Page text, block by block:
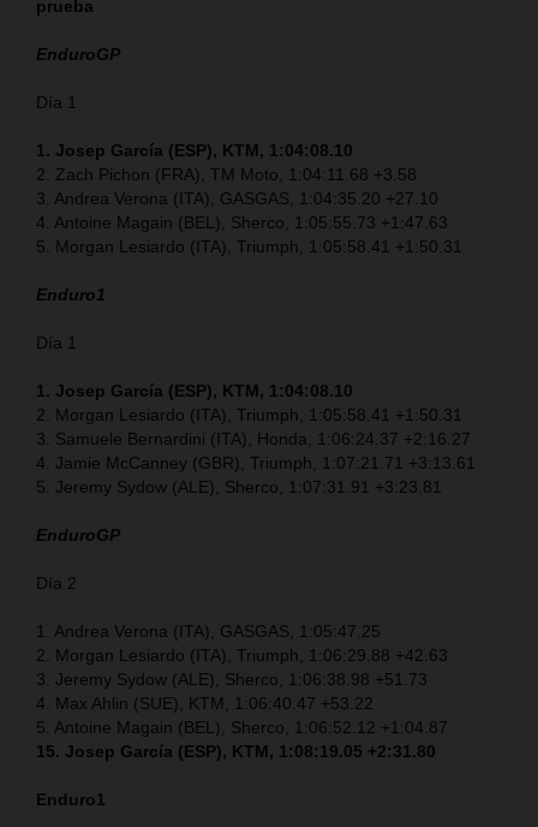
prueba
EnduroGP
Día 1
1. Josep García (ESP), KTM, 1:04:08.10
2. Zach Pichon (FRA), TM Moto, 1:04:11.68 +3.58
3. Andrea Verona (ITA), GASGAS, 1:04:35.20 +27.10
4. Antoine Magain (BEL), Sherco, 1:05:55.73 +1:47.63
5. Morgan Lesiardo (ITA), Triumph, 1:05:58.41 +1:50.31
Enduro1
Día 1
1. Josep García (ESP), KTM, 1:04:08.10
2. Morgan Lesiardo (ITA), Triumph, 1:05:58.41 +1:50.31
3. Samuele Bernardini (ITA), Honda, 1:06:24.37 +2:16.27
4. Jamie McCanney (GBR), Triumph, 1:07:21.71 +3:13.61
5. Jeremy Sydow (ALE), Sherco, 1:07:31.91 +3:23.81
EnduroGP
Día 2
1. Andrea Verona (ITA), GASGAS, 1:05:47.25
2. Morgan Lesiardo (ITA), Triumph, 1:06:29.88 +42.63
3. Jeremy Sydow (ALE), Sherco, 1:06:38.98 +51.73
4. Max Ahlin (SUE), KTM, 1:06:40.47 +53.22
5. Antoine Magain (BEL), Sherco, 1:06:52.12 +1:04.87
15. Josep García (ESP), KTM, 1:08:19.05 +2:31.80
Enduro1